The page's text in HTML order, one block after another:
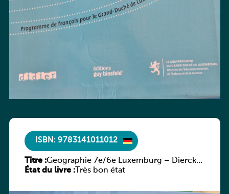
ISBN: 9783141011012
Titre :Geographie 7e/6e Luxemburg – Diercke
Praxis
État du livre :Très bon état